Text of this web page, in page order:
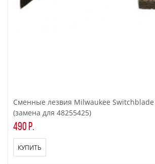
Сменные лезвия Milwaukee
(замена для 48255425)
490 р.
КУПИТЬ